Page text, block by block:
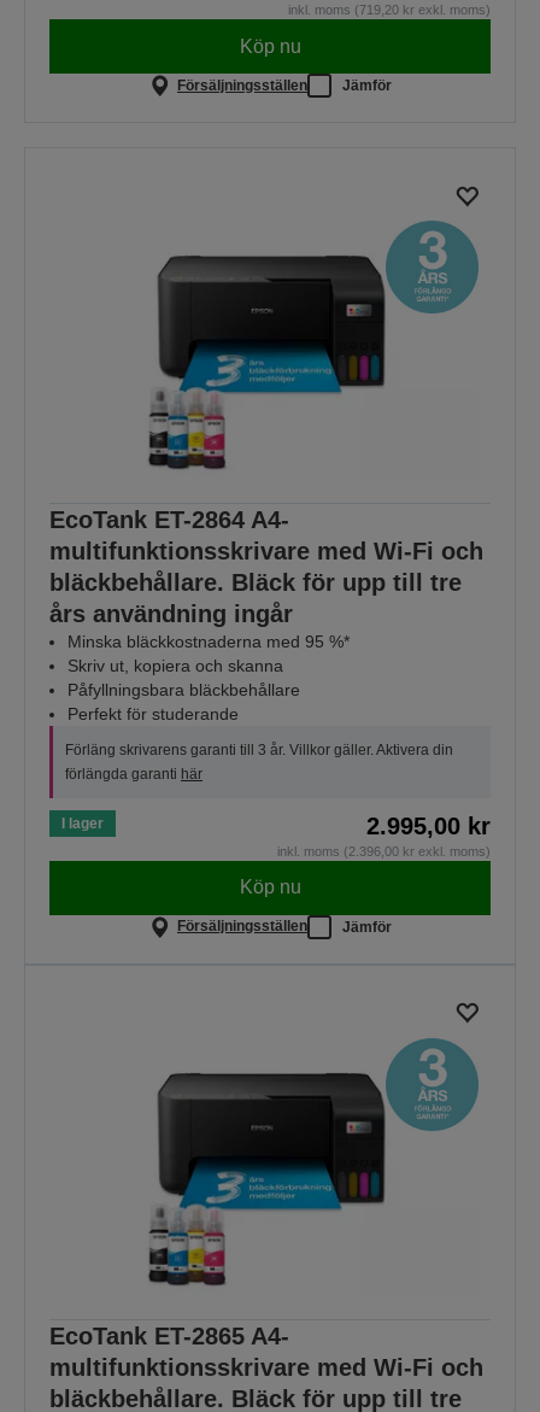
inkl. moms (719,20 kr exkl. moms)
Köp nu
Försäljningsställen Jämför
EcoTank ET-2864 A4-
multifunktionsskrivare med Wi-Fi och
bläckbehållare. Bläck för upp till tre
års användning ingår
Minska bläckkostnaderna med 95 %*
Skriv ut, kopiera och skanna
Påfyllningsbara bläckbehållare
Perfekt för studerande
Förläng skrivarens garanti till 3 år. Villkor gäller. Aktivera din
förlängda garanti här
I lager 2.995,00 kr
inkl. moms (2.396,00 kr exkl. moms)
Köp nu
Försäljningsställen Jämför
EcoTank ET-2865 A4-
multifunktionsskrivare med Wi-Fi och
bläckbehållare. Bläck för upp till tre